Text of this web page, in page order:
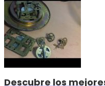
Descubre los